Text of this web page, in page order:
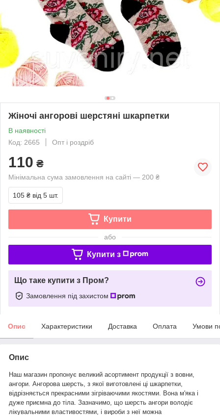
Жіночі ангорові шерстяні шкарпетки
В наявності
Код: 2665
Опт і роздріб
110 ₴
Мінімальна сума замовлення на сайті — 200 ₴
105 ₴ від 5 шт.
Купити
або
Купити з
Що таке купити з Пром?
Замовлення під захистом
Опис Характеристики Доставка Оплата Умови
Опис
Наш магазин пропонує великий асортимент продукції з вовни,
ангори. Ангорова шерсть, з якої виготовлені ці шкарпетки,
відрізняється прекрасними зігріваючими якостями. Вона м'яка і
дуже приємна до тіла. Зазначимо, що шерсть ангори володіє
лікувальними властивостями, і вироби з неї можна